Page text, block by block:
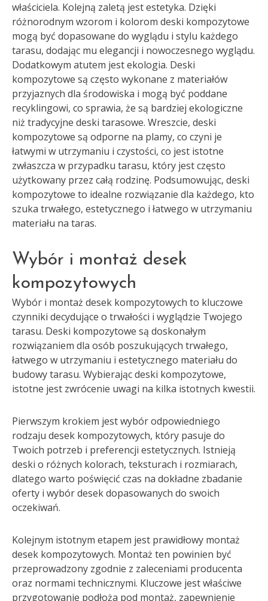
właściciela. Kolejną zaletą jest estetyka. Dzięki
różnorodnym wzorom i kolorom deski kompozytowe
mogą być dopasowane do wyglądu i stylu każdego
tarasu, dodając mu elegancji i nowoczesnego wyglądu.
Dodatkowym atutem jest ekologia. Deski
kompozytowe są często wykonane z materiałów
przyjaznych dla środowiska i mogą być poddane
recyklingowi, co sprawia, że są bardziej ekologiczne
niż tradycyjne deski tarasowe. Wreszcie, deski
kompozytowe są odporne na plamy, co czyni je
łatwymi w utrzymaniu i czystości, co jest istotne
zwłaszcza w przypadku tarasu, który jest często
użytkowany przez całą rodzinę. Podsumowując, deski
kompozytowe to idealne rozwiązanie dla każdego, kto
szuka trwałego, estetycznego i łatwego w utrzymaniu
materiału na taras.
Wybór i montaż desek
kompozytowych
Wybór i montaż desek kompozytowych to kluczowe
czynniki decydujące o trwałości i wyglądzie Twojego
tarasu. Deski kompozytowe są doskonałym
rozwiązaniem dla osób poszukujących trwałego,
łatwego w utrzymaniu i estetycznego materiału do
budowy tarasu. Wybierając deski kompozytowe,
istotne jest zwrócenie uwagi na kilka istotnych kwestii.
Pierwszym krokiem jest wybór odpowiedniego
rodzaju desek kompozytowych, który pasuje do
Twoich potrzeb i preferencji estetycznych. Istnieją
deski o różnych kolorach, teksturach i rozmiarach,
dlatego warto poświęcić czas na dokładne zbadanie
oferty i wybór desek dopasowanych do swoich
oczekiwań.
Kolejnym istotnym etapem jest prawidłowy montaż
desek kompozytowych. Montaż ten powinien być
przeprowadzony zgodnie z zaleceniami producenta
oraz normami technicznymi. Kluczowe jest właściwe
przygotowanie podłoża pod montaż, zapewnienie